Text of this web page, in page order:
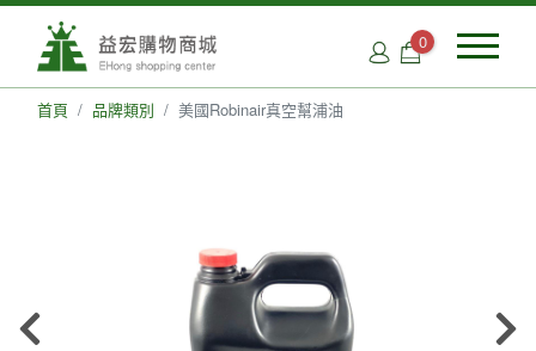
0
首頁 品牌類別 美國Robinair真空幫浦油